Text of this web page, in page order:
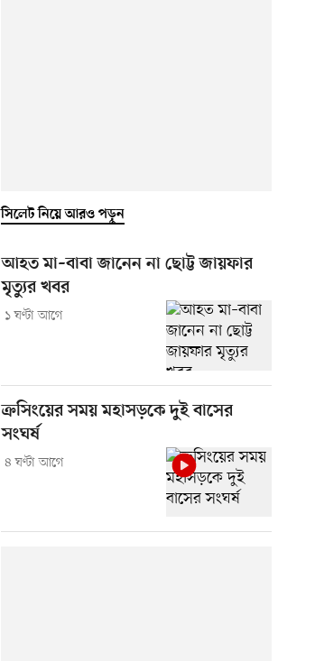
সিলেট নিয়ে আরও পড়ুন
আহত মা–বাবা জানেন না ছোট্ট জায়ফার
মৃত্যুর খবর
১ ঘণ্টা আগে
ক্রসিংয়ের সময় মহাসড়কে দুই বাসের
সংঘর্ষ
৪ ঘণ্টা আগে